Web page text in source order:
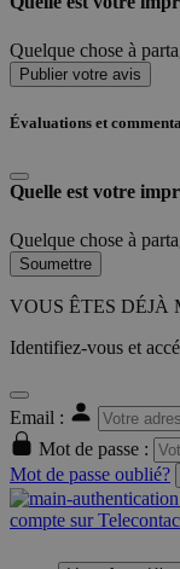
Quelque chose à
Publier votre avis
Évaluations et
Quelle est votre
Quelque chose à
Soumettre
VOUS ÊTES DÉJÀ
Identifiez-vous et
Email :
Mot de passe :
Mot de passe oublié?
compte sur